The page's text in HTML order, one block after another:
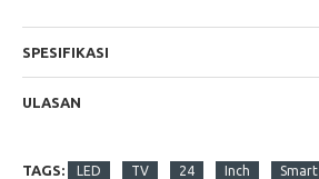
SPESIFIKASI
ULASAN
TAGS: LED TV 24 Inch Smart